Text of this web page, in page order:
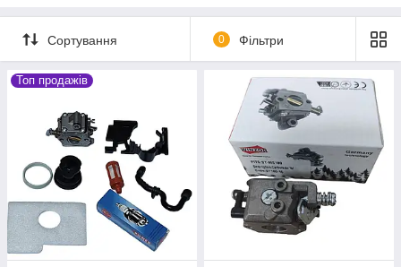
оптимальних пропорціях для ефективної роботи двигуна.
Якісний карбюратор забезпечує стабільну роботу бензопили,
підтримує її потужність та сприяє економії пального.
Під час використання бензопили, карбюратор може
потребувати регулярного обслуговування або заміни,
особливо якщо спостерігаються проблеми з запуском,
нестабільністю оборотів чи надмірною витратою пального. У
нас ви знайдете надійні карбюратори, що гарантують
довговічність і відповідність високим стандартам якості.
Сортування 0 Фільтри
Топ продажів